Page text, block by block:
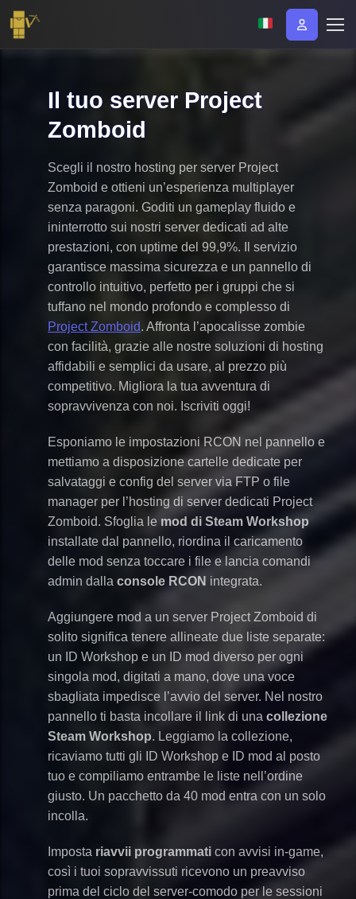
Il tuo server Project
Zomboid
Scegli il nostro hosting per server Project
Zomboid e ottieni un’esperienza multiplayer
senza paragoni. Goditi un gameplay fluido e
ininterrotto sui nostri server dedicati ad alte
prestazioni, con uptime del 99,9%. Il servizio
garantisce massima sicurezza e un pannello di
controllo intuitivo, perfetto per i gruppi che si
tuffano nel mondo profondo e complesso di
Project Zomboid. Affronta l’apocalisse zombie
con facilità, grazie alle nostre soluzioni di hosting
affidabili e semplici da usare, al prezzo più
competitivo. Migliora la tua avventura di
sopravvivenza con noi. Iscriviti oggi!
Esponiamo le impostazioni RCON nel pannello e
mettiamo a disposizione cartelle dedicate per
salvataggi e config del server via FTP o file
manager per l’hosting di server dedicati Project
Zomboid. Sfoglia le mod di Steam Workshop
installate dal pannello, riordina il caricamento
delle mod senza toccare i file e lancia comandi
admin dalla console RCON integrata.
Aggiungere mod a un server Project Zomboid di
solito significa tenere allineate due liste separate:
un ID Workshop e un ID mod diverso per ogni
singola mod, digitati a mano, dove una voce
sbagliata impedisce l’avvio del server. Nel nostro
pannello ti basta incollare il link di una collezione
Steam Workshop. Leggiamo la collezione,
ricaviamo tutti gli ID Workshop e ID mod al posto
tuo e compiliamo entrambe le liste nell’ordine
giusto. Un pacchetto da 40 mod entra con un solo
incolla.
Imposta riavvii programmati con avvisi in-game,
così i tuoi sopravvissuti ricevono un preavviso
prima del ciclo del server-comodo per le sessioni